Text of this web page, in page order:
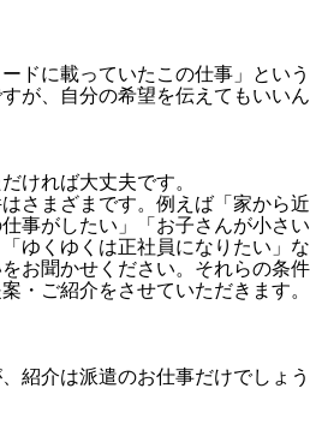
ドに載っていたこの仕事」という
が、自分の希望を伝えてもいいん
ければ大丈夫です。
さまざまです。例えば「家から近
事がしたい」「お子さんが小さい
ゆくゆくは正社員になりたい」な
お聞かせください。 それらの条件
・ご紹介をさせていただきます。
紹介は派遣のお仕事だけでしょう